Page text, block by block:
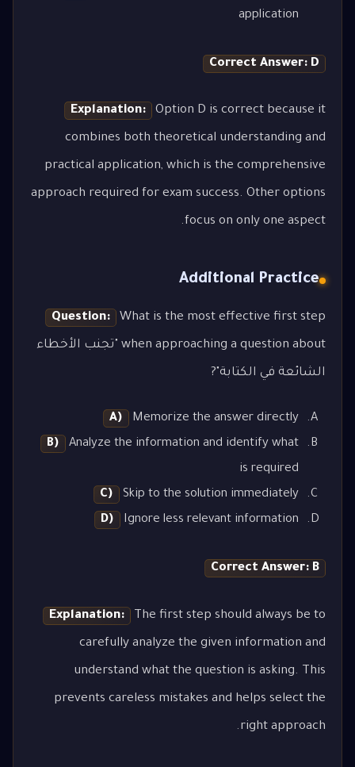
application
Correct Answer: D
Explanation: Option D is correct because it
combines both theoretical understanding and
practical application, which is the comprehensive
approach required for exam success. Other options
focus on only one aspect.
Additional Practice
Question: What is the most effective first step
when approaching a question about "تجنب الأخطاء
الشائعة في الكتابة"?
A)
Memorize the answer directly
B)
Analyze the information and identify what
is required
C)
Skip to the solution immediately
D)
Ignore less relevant information
Correct Answer: B
Explanation: The first step should always be to
carefully analyze the given information and
understand what the question is asking. This
prevents careless mistakes and helps select the
right approach.